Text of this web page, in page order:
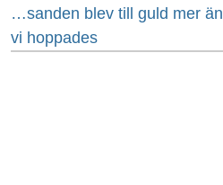
…sanden blev till guld mer än
vi hoppades